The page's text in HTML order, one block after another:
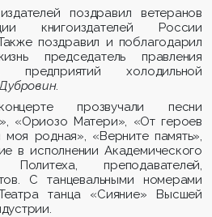
поздравил ветеранов
книгоиздателей России
Также поздравил и поблагодарил
председатель правления
предприятий холодильной
.
прозвучали песни
«Ориозо Матери», «От героев
родная», «Верните память»,
в исполнении Академического
преподавателей,
С танцевальными номерами
танца «Сияние» Высшей